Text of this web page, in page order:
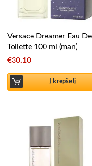
Versace Dreamer Eau De
Toilette 100 ml (man)
€30.10
Į krepšelį